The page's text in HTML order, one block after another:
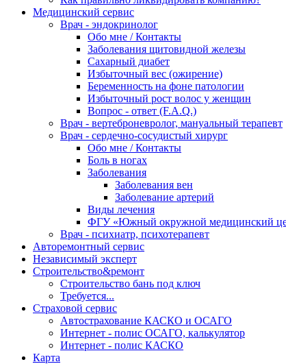
Медицинский сервис
Врач - эндокринолог
Обо мне / Контакты
Заболевания щитовидной железы
Сахарный диабет
Избыточный вес (ожирение)
Беременность на фоне патологии
Избыточный рост волос у женщин
Вопрос - ответ (F.A.Q.)
Врач - вертеброневролог, мануальный терапевт
Врач - сердечно-сосудистый хирург
Обо мне / Контакты
Боль в ногах
Заболевания
Заболевания вен
Заболевание артерий
Виды лечения
ФГУ «Южный окружной медицинский
Врач - психиатр, психотерапевт
Авторемонтный сервис
Независимый эксперт
Строительство&ремонт
Строительство бань под ключ
Требуется...
Страховой сервис
Автострахование КАСКО и ОСАГО
Интернет - полис ОСАГО, калькулятор
Интернет - полис КАСКО
Карта